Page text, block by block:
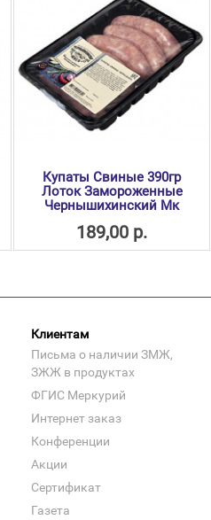
Купаты Свиные 390гр
Лоток Замороженные
Чернышихинский Мк
189,00 р.
Клиентам
Письма о наличии ЗМЖ,
ЗЖЖ в продуктах
ФГИС Меркурий
Интернет заказ
Конференции
Акции
Сертификат
Газета